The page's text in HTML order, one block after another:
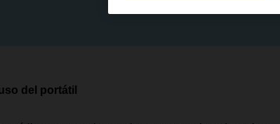
del portátil